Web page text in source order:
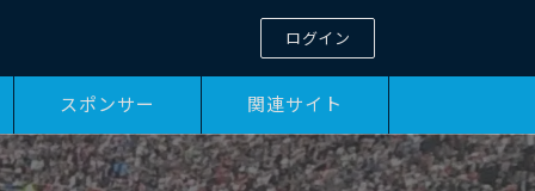
ログイン
スポンサー 関連サイト